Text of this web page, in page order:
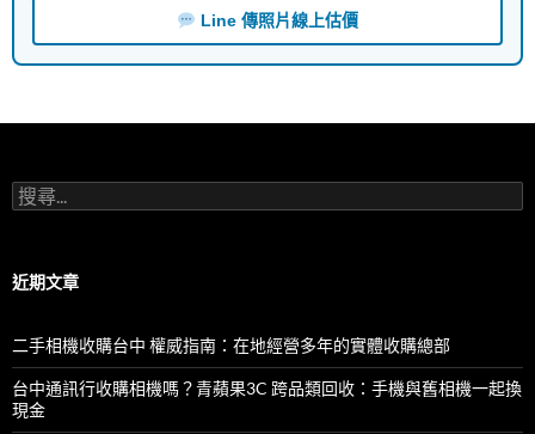
Line 傳照片線上估價
搜
尋
字:
近期文章
二手相機收購台中 權威指南：在地經營多年的實體收購總部
台中通訊行收購相機嗎？青蘋果3C 跨品類回收：手機與舊相機一起換
現金